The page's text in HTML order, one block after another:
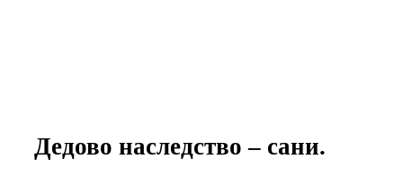
Дедово наследство – сани.